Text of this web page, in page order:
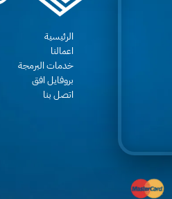
الرئيسية
اعمالنا
خدمات البرمجة
بروفايل افق
اتصل بنا